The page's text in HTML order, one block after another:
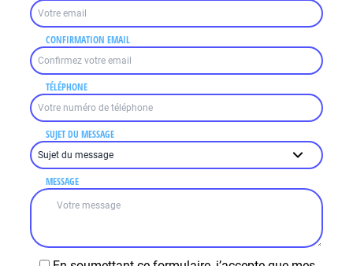
CONFIRMATION EMAIL
TÉLÉPHONE
SUJET DU MESSAGE
MESSAGE